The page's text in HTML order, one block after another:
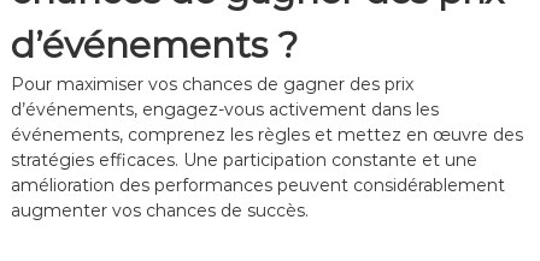
d’événements ?
Pour maximiser vos chances de gagner des prix
d’événements, engagez-vous activement dans les
événements, comprenez les règles et mettez en œuvre des
stratégies efficaces. Une participation constante et une
amélioration des performances peuvent considérablement
augmenter vos chances de succès.